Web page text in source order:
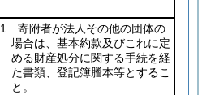
1 寄附者が法人その他の団体の
場合は、基本約款及びこれに定
める財産処分に関する手続を経
た書類、登記簿謄本等とするこ
と。